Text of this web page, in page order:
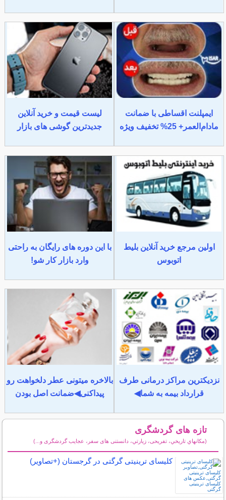
ایمپلنت اقساطی با ضمانت
مادام‌العمر+ 25% تخفیف ویژه
لیست قیمت و خرید آنلاین
جدیدترین گوشی های بازار
اولین مرجع خرید آنلاین بلیط
اتوبوس
با این دوره های رایگان به راحتی
وارد بازار کار شو!
نزدیکترین مراکز درمانی طرف
قرارداد بیمه به شما◀
بالاخره میتونی عطر دلخواهت رو
پیداکنی◀ضمانت اصل بودن
تازه های گردشگری
(مكانهاي تاريخي، تفریحی، زيارتي، دانستنی های سفر، عجایب گردشگری و...)
کلیسای ترینیتی گرگتی در گرجستان (+تصاویر)